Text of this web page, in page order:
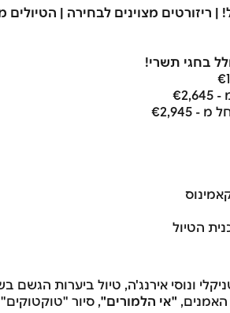
| ריזורטים מצוינים לבחירה | הטיולים
בחגי תשרי!
הטיול
ונוסי אירנג'ה, טיול ביערות
"אי הלמורים", סיור